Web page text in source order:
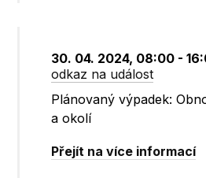
30. 04. 2024, 08:00 -
odkaz na událost
Plánovaný výpadek:
a okolí
Přejít na více informací